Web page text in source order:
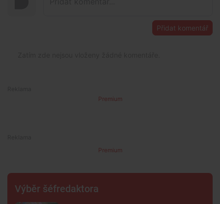
Přidat komentář
Premium
Premium
Výběr šéfredaktora